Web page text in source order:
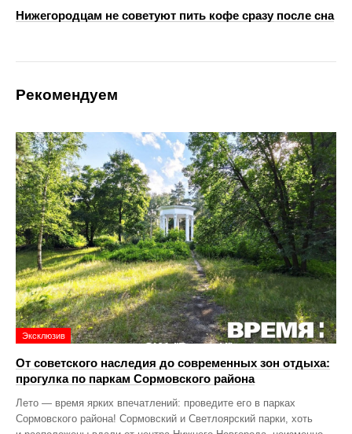
Нижегородцам не советуют пить кофе сразу после сна
Рекомендуем
Эксклюзив
От советского наследия до современных зон отдыха:
прогулка по паркам Сормовского района
Лето — время ярких впечатлений: проведите его в парках
Сормовского района! Сормовский и Светлоярский парки, хоть